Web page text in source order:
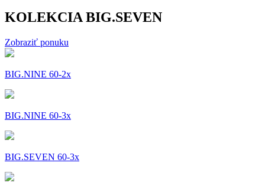
KOLEKCIA BIG.SEVEN
Zobraziť ponuku
BIG.NINE 60-2x
BIG.NINE 60-3x
BIG.SEVEN 60-3x